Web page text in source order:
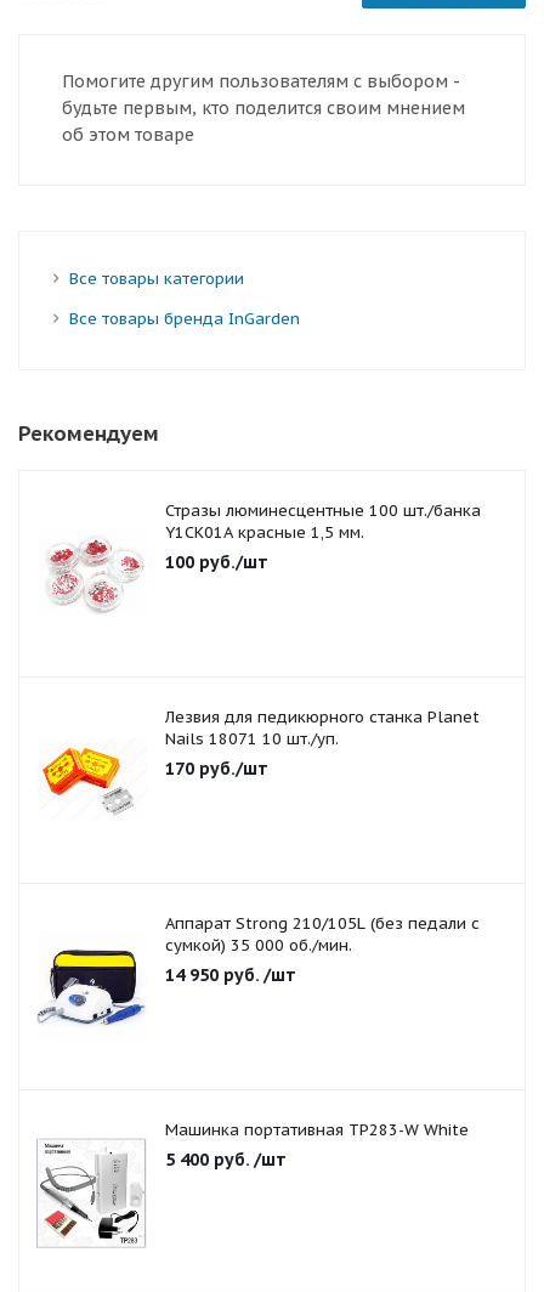
Помогите другим пользователям с выбором -
будьте первым, кто поделится своим мнением
об этом товаре
Все товары категории
Все товары бренда InGarden
Рекомендуем
Стразы люминесцентные 100 шт./банка
Y1CK01A красные 1,5 мм.
100 руб./шт
Лезвия для педикюрного станка Planet
Nails 18071 10 шт./уп.
170 руб./шт
Аппарат Strong 210/105L (без педали с
сумкой) 35 000 об./мин.
14 950 руб. /шт
Машинка портативная TP283-W White
5 400 руб. /шт